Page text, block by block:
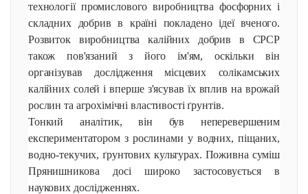
технології промислового виробництва фосфорних і
складних добрив в країні покладено ідеї вченого.
Розвиток виробництва калійних добрив в СРСР
також пов'язаний з його ім'ям, оскільки він
організував дослідження місцевих солікамських
калійних солей і вперше з'ясував їх вплив на врожай
рослин та агрохімічні властивості ґрунтів.
Тонкий аналітик, він був неперевершеним
експериментатором з рослинами у водних, піщаних,
водно-текучих, ґрунтових культурах. Поживна суміш
Прянишникова досі широко застосовується в
наукових дослідженнях.